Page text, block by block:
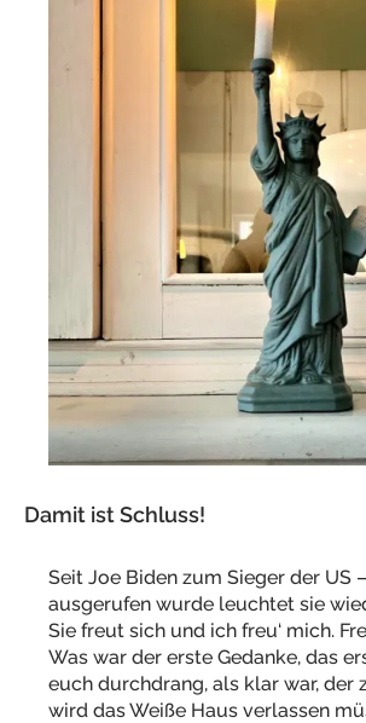
Damit ist Schluss!
Seit Joe Biden zum Sieger der US
ausgerufen wurde leuchtet sie
Sie freut sich und ich freu‘ mich.
Was war der erste Gedanke, das
euch durchdrang, als klar war, der
wird das Weiße Haus verlassen